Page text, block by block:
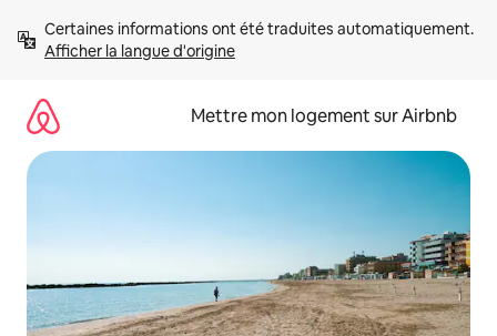
directement
Afficher la langue d'origine
Mettre mon logement sur Airbnb